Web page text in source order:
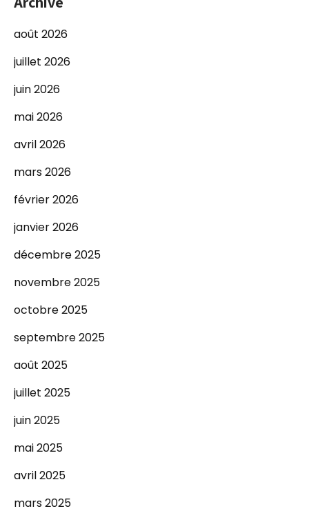
août 2026
juillet 2026
juin 2026
mai 2026
avril 2026
mars 2026
février 2026
janvier 2026
décembre 2025
novembre 2025
octobre 2025
septembre 2025
août 2025
juillet 2025
juin 2025
mai 2025
avril 2025
mars 2025